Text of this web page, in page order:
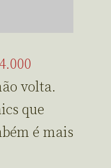
volta.
que
é mais